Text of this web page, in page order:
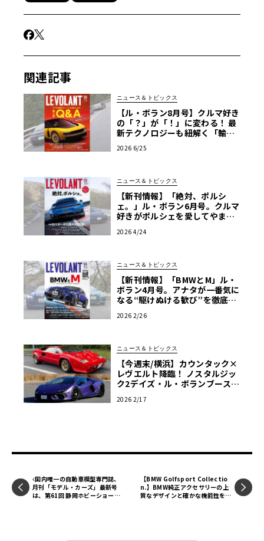
関連記事
ニュース＆トピックス
【ル・ボラン8月号】クルマ好き
の「？」が「！」に変わる！ 最
新テクノロジーも紐解く「輸入
2026 6/25
ニュース＆トピックス
【新刊情報】「絶対、ポルシ
ェ。」ル・ボラン6月号。クルマ
好きがポルシェを愛してやまな
2026 4/24
ニュース＆トピックス
【新刊情報】「BMWとM」ル・
ボラン4月号。アナタが一番気に
なる“駆けぬける歓び”を徹底検
OOK」つき】
2026 2/26
ニュース＆トピックス
【今週末/横浜】カウンタック×
レヴエルト降臨！ ノスタルジッ
ク2デイズ・ル・ボランブースで
2026 2/17
国内唯一の自動車模型専門誌、
月刊「モデル・カーズ」最新号
は、第61回 静岡ホビーショーを
【BMW Golfsport Collectio
n.】BMW純正アクセサリーの上
質なデザインと確かな機能性を日